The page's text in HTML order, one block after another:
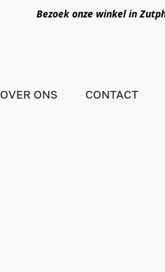
Bezoek onze winkel in
OVER ONS CONTACT